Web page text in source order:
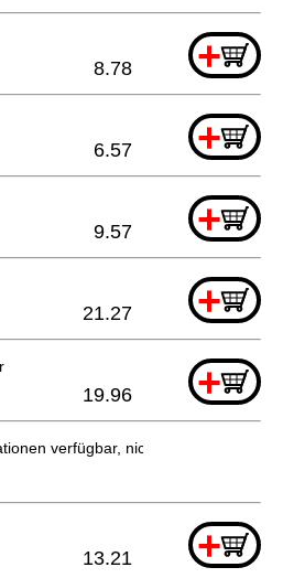
+
8.78
+
6.57
+
9.57
+
21.27
+
19.96
verfügbar, nicht bestellbar
+
13.21